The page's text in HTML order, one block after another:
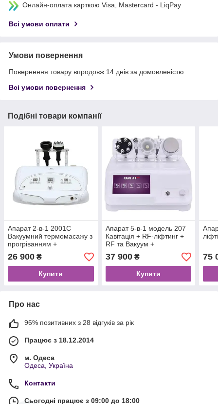
Онлайн-оплата карткою Visa, Mastercard - LiqPay
Всі умови оплати
Умови повернення
Повернення товару впродовж 14 днів за домовленістю
Всі умови повернення
Подібні товари компанії
Апарат 2-в-1 2001C
Вакуумний термомасажу з
прогріванням +
Біоелектростимуляція
26 900 ₴
Купити
Апарат 5-в-1 модель 207
Кавітація + RF-ліфтинг +
RF та Вакуум +
Мікроструми
37 900₴
Купити
75
Про нас
96% позитивних з 28 відгуків за рік
Працює з 18.12.2014
м. Одеса
Одеса, Україна
Контакти
Сьогодні працює з 09:00 до 18:00